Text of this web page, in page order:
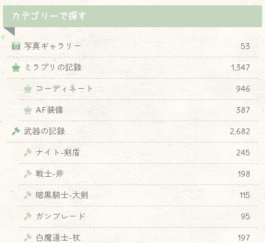
カテゴリーで探す
写真ギャラリー
53
ミラプリの記録
1,347
コーディネート
946
AF装備
387
武器の記録
2,682
ナイト-剣盾
245
戦士-斧
198
暗黒騎士-大剣
115
ガンブレード
95
白魔道士-杖
197